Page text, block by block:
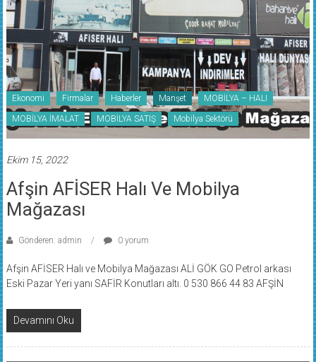
Ekonomi Firmalar Haberler Manşet MOBİLYA – HALI
MOBİLYA İMALAT MOBİLYA SATIŞ Mobilya Sektörü
Afşin AFİSER Halı Ve Mobilya
Mağazası
Afşin AFİSER Halı ve Mobilya Mağazası ALİ GÖK GO Petrol arkası
Eski Pazar Yeri yanı SAFİR Konutları altı. 0 530 866 44 83 AFŞİN
Devamını Oku